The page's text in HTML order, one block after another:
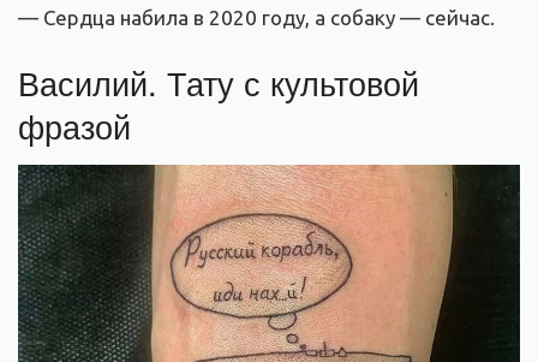
— Сердца набила в 2020 году, а собаку — сейчас.
Василий. Тату с культовой
фразой